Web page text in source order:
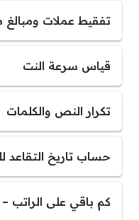
تفقيط عملات ومبالغ
قياس سرعة النت
تكرار النص والكلمات
حساب تاريخ التقاعد
كم باقي على الراتب